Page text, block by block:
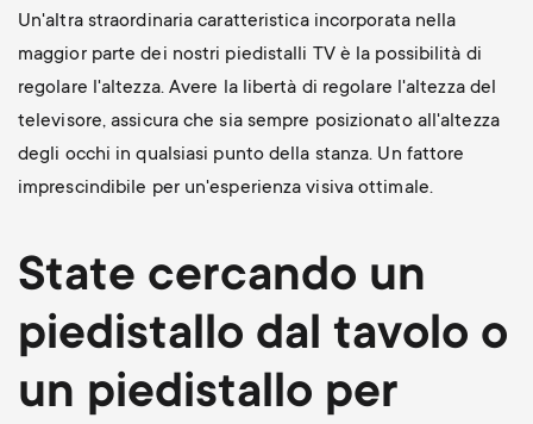
Un'altra straordinaria caratteristica incorporata nella
maggior parte dei nostri piedistalli TV è la possibilità di
regolare l'altezza. Avere la libertà di regolare l'altezza del
televisore, assicura che sia sempre posizionato all'altezza
degli occhi in qualsiasi punto della stanza. Un fattore
imprescindibile per un'esperienza visiva ottimale.
State cercando un
piedistallo dal tavolo o
un piedistallo per